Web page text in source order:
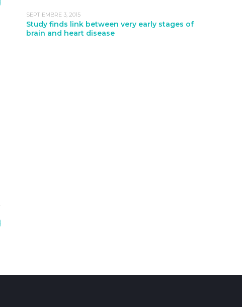
SEPTIEMBRE 3, 2015
Study finds link between very early stages of
brain and heart disease